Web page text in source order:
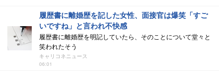
履歴書に離婚歴を記した女性、面接官は爆笑「すご
いですね」と言われ不快感
履歴書に離婚歴を明記していたら、そのことについて堂々と
笑われたそう
キャリコネニュース
06:01